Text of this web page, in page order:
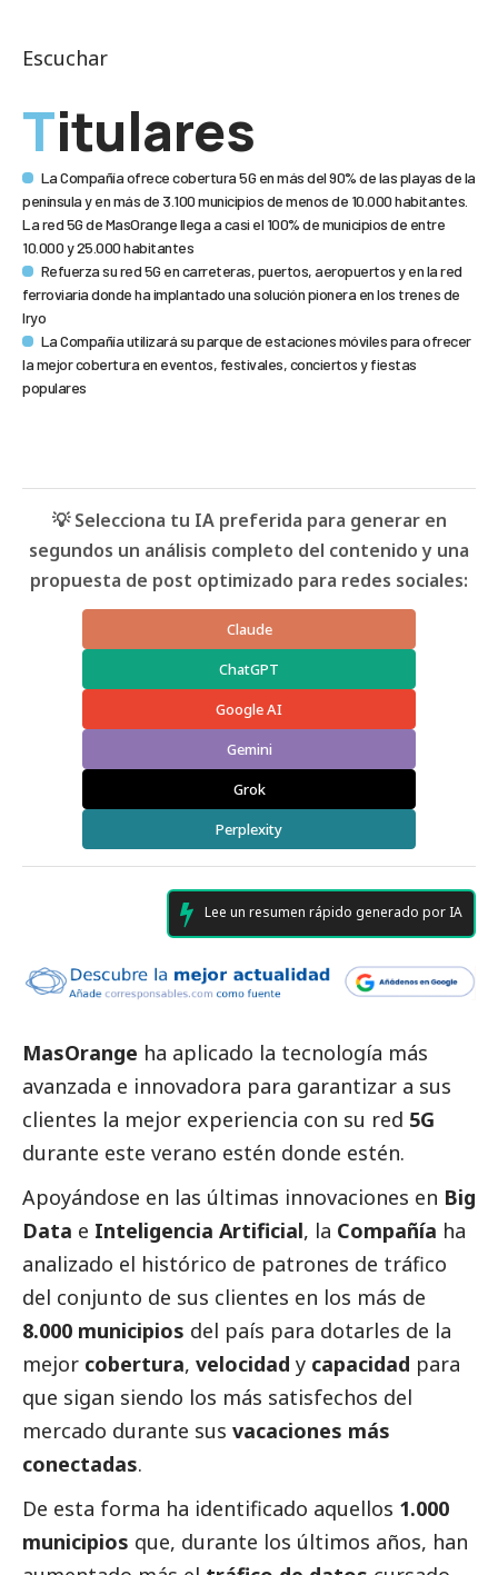
Escuchar
Titulares
La Compañía ofrece cobertura 5G en más del 90% de las playas de la
península y en más de 3.100 municipios de menos de 10.000 habitantes.
La red 5G de MasOrange llega a casi el 100% de municipios de entre
10.000 y 25.000 habitantes
Refuerza su red 5G en carreteras, puertos, aeropuertos y en la red
ferroviaria donde ha implantado una solución pionera en los trenes de
Iryo
La Compañía utilizará su parque de estaciones móviles para ofrecer
la mejor cobertura en eventos, festivales, conciertos y fiestas
populares
💡 Selecciona tu IA preferida para generar en
segundos un análisis completo del contenido y una
propuesta de post optimizado para redes sociales:
Claude
ChatGPT
Google AI
Gemini
Grok
Perplexity
Lee un resumen rápido generado por IA
MasOrange ha aplicado la tecnología más
avanzada e innovadora para garantizar a sus
clientes la mejor experiencia con su red 5G
durante este verano estén donde estén.
Apoyándose en las últimas innovaciones en Big
Data e Inteligencia Artificial, la Compañía ha
analizado el histórico de patrones de tráfico
del conjunto de sus clientes en los más de
8.000 municipios del país para dotarles de la
mejor cobertura, velocidad y capacidad para
que sigan siendo los más satisfechos del
mercado durante sus vacaciones más
conectadas.
De esta forma ha identificado aquellos 1.000
municipios que, durante los últimos años, han